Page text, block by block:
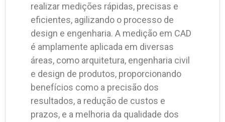
realizar medições rápidas, precisas e
eficientes, agilizando o processo de
design e engenharia. A medição em CAD
é amplamente aplicada em diversas
áreas, como arquitetura, engenharia civil
e design de produtos, proporcionando
benefícios como a precisão dos
resultados, a redução de custos e
prazos, e a melhoria da qualidade dos